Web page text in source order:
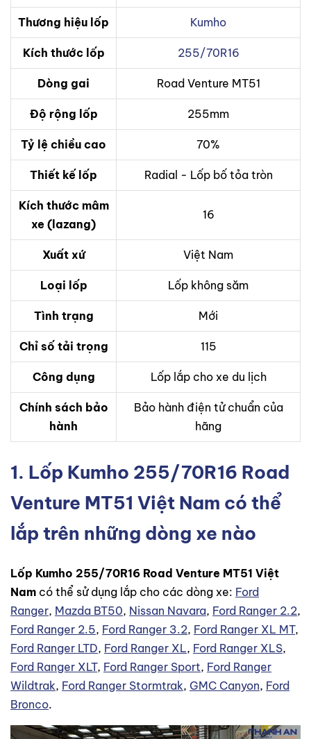
Thương hiệu lốp Kumho
Kích thước lốp 255/70R16
Dòng gai Road Venture MT51
Độ rộng lốp 255mm
Tỷ lệ chiều cao 70%
Thiết kế lốp Radial - Lốp bố tỏa tròn
Kích thước mâm
xe (lazang)
16
Xuất xứ Việt Nam
Loại lốp Lốp không săm
Tình trạng Mới
Chỉ số tải trọng 115
Công dụng Lốp lắp cho xe du lịch
Chính sách bảo
hành
Bảo hành điện tử chuẩn của
hãng
1. Lốp Kumho 255/70R16 Road
Venture MT51 Việt Nam có thể
lắp trên những dòng xe nào
Lốp Kumho 255/70R16 Road Venture MT51 Việt
Nam có thể sử dụng lắp cho các dòng xe: Ford
Ranger, Mazda BT50, Nissan Navara, Ford Ranger 2.2,
Ford Ranger 2.5, Ford Ranger 3.2, Ford Ranger XL MT,
Ford Ranger LTD, Ford Ranger XL, Ford Ranger XLS,
Ford Ranger XLT, Ford Ranger Sport, Ford Ranger
Wildtrak, Ford Ranger Stormtrak, GMC Canyon, Ford
Bronco.